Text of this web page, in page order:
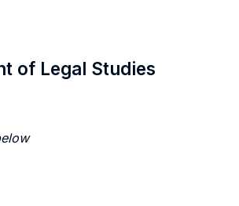
of Legal Studies